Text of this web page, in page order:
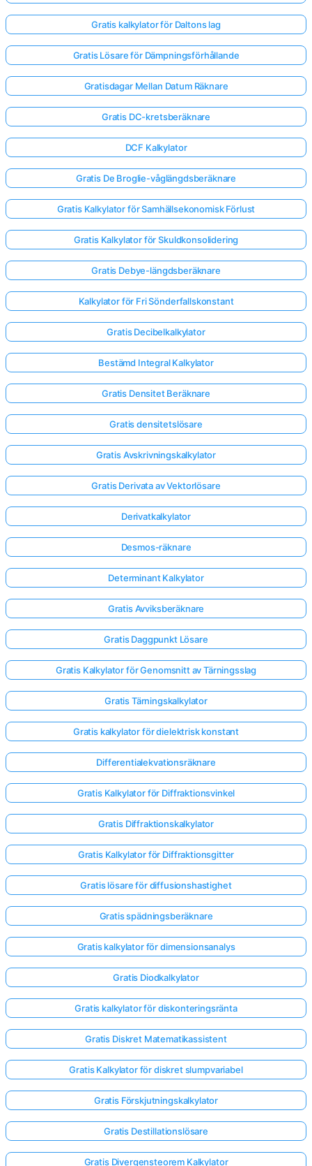
Logga
in
här!
Gratis kalkylator för Daltons lag
Gratis Lösare för Dämpningsförhållande
Gratisdagar Mellan Datum Räknare
Gratis DC-kretsberäknare
DCF Kalkylator
Gratis De Broglie-våglängdsberäknare
Gratis Kalkylator för Samhällsekonomisk Förlust
Gratis Kalkylator för Skuldkonsolidering
Gratis Debye-längdsberäknare
Kalkylator för Fri Sönderfallskonstant
Gratis Decibelkalkylator
Bestämd Integral Kalkylator
Gratis Densitet Beräknare
Gratis densitetslösare
Gratis Avskrivningskalkylator
Gratis Derivata av Vektorlösare
Derivatkalkylator
Desmos-räknare
Determinant Kalkylator
Gratis Avviksberäknare
Gratis Daggpunkt Lösare
Gratis Kalkylator för Genomsnitt av Tärningsslag
Gratis Tärningskalkylator
Gratis kalkylator för dielektrisk konstant
Differentialekvationsräknare
Gratis Kalkylator för Diffraktionsvinkel
Gratis Diffraktionskalkylator
Gratis Kalkylator för Diffraktionsgitter
Gratis lösare för diffusionshastighet
Gratis spädningsberäknare
Gratis kalkylator för dimensionsanalys
Gratis Diodkalkylator
Gratis kalkylator för diskonteringsränta
Gratis Diskret Matematikassistent
Gratis Kalkylator för diskret slumpvariabel
Gratis Förskjutningskalkylator
Gratis Destillationslösare
Gratis Divergensteorem Kalkylator